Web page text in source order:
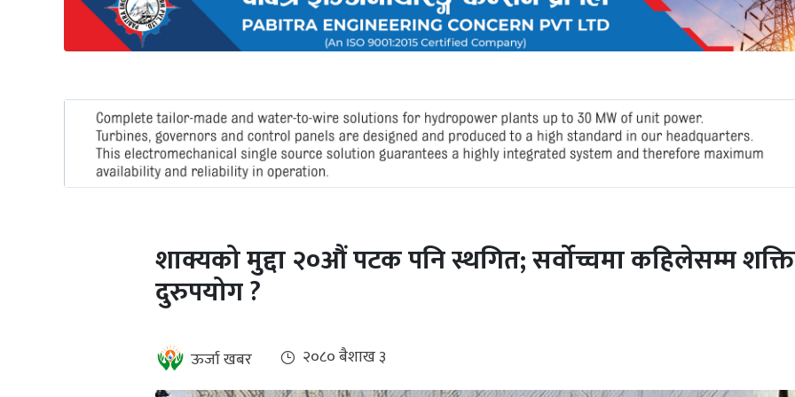
जलवायु
शाक्यको मुद्दा २०औं पटक पनि स्थगित; सर्वोच्चमा कहिलेसम्म
दुरुपयोग ?
ऊर्जा खबर २०८० ब‌ैशाख ३